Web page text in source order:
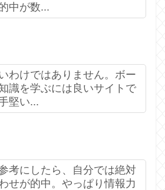
中が数...
わけではありません。ボー
識を学ぶには良いサイトで
堅い...
考にしたら、自分では絶対
せが的中。やっぱり情報力